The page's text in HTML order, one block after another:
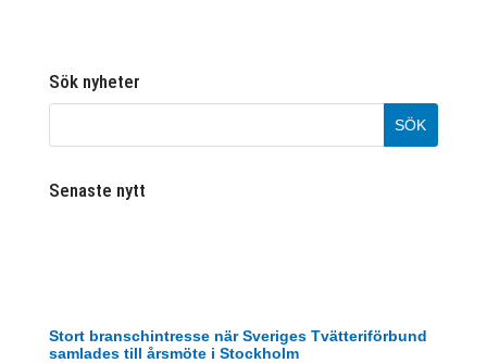
Sök nyheter
Senaste nytt
Stort branschintresse när Sveriges Tvätteriförbund
samlades till årsmöte i Stockholm